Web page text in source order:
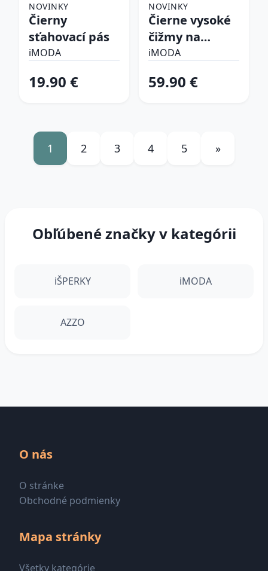
NOVINKY
Čierny
sťahovací pás
iMODA
19.90 €
NOVINKY
Čierne vysoké
čižmy na
platforme
iMODA
59.90 €
1 2 3 4 5 »
Obľúbené značky v kategórii
iŠPERKY iMODA
AZZO
O nás
O stránke
Obchodné podmienky
Mapa stránky
Všetky kategórie